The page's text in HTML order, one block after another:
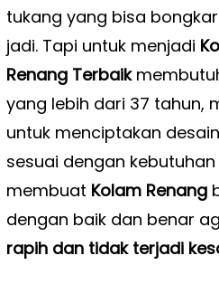
tukang yang bisa
jadi. Tapi untuk menjadi
Renang Terbaik
yang lebih dari 37 tahun,
untuk menciptakan
sesuai dengan
membuat Kolam Renang
dengan baik dan benar
rapih dan tidak terjadi